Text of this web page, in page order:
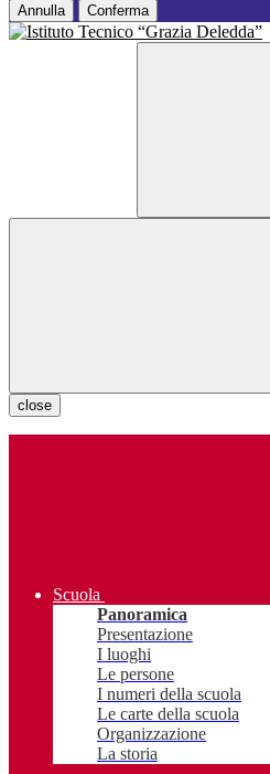
Annulla Conferma
close
Scuola
Panoramica
Presentazione
I luoghi
Le persone
I numeri della scuola
Le carte della scuola
Organizzazione
La storia